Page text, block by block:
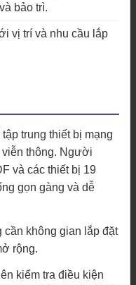
bảo trì.
vị trí và nhu cầu lắp
trung thiết bị mạng
viễn thông. Người
và các thiết bị 19
gọn gàng và dễ
cần không gian lắp đặt
rộng.
kiểm tra điều kiện